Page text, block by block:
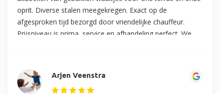
oprit. Diverse stalen meegekregen. Exact op de
afgesproken tijd bezorgd door vriendelijke chauffeur.
Prijsniveau is prima, service en afhandeling perfect. We
Arjen Veenstra